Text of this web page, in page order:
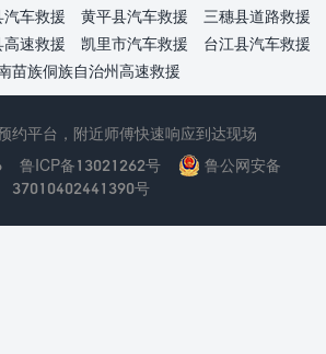
汽车救援 黄平县汽车救援
三穗县道路救援
高速救援 凯里市汽车救援
台江县汽车救援
苗族侗族自治州高速救援
约平台，附近师傅快速响应到达现场
鲁ICP备13021262号
鲁公网安备
37010402441390号